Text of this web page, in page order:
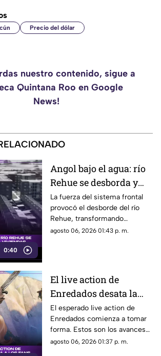
Precio del dólar
nuestro contenido, sigue a
Quintana Roo en Google
News!
0:40
Angol bajo el agua: río
Rehue se desborda y
anega viviendas
La fuerza del sistema frontal
provocó el desborde del río
Rehue, transformando
distintos sectores de Angol en
agosto 06, 2026 01:43 p. m.
El live action de
Enredados desata la
emoción entre los
seguidores: los
primeros avances son
estos
El esperado live action de
Enredados comienza a tomar
forma. Estos son los avances
que ya generan conversación.
agosto 06, 2026 01:37 p. m.